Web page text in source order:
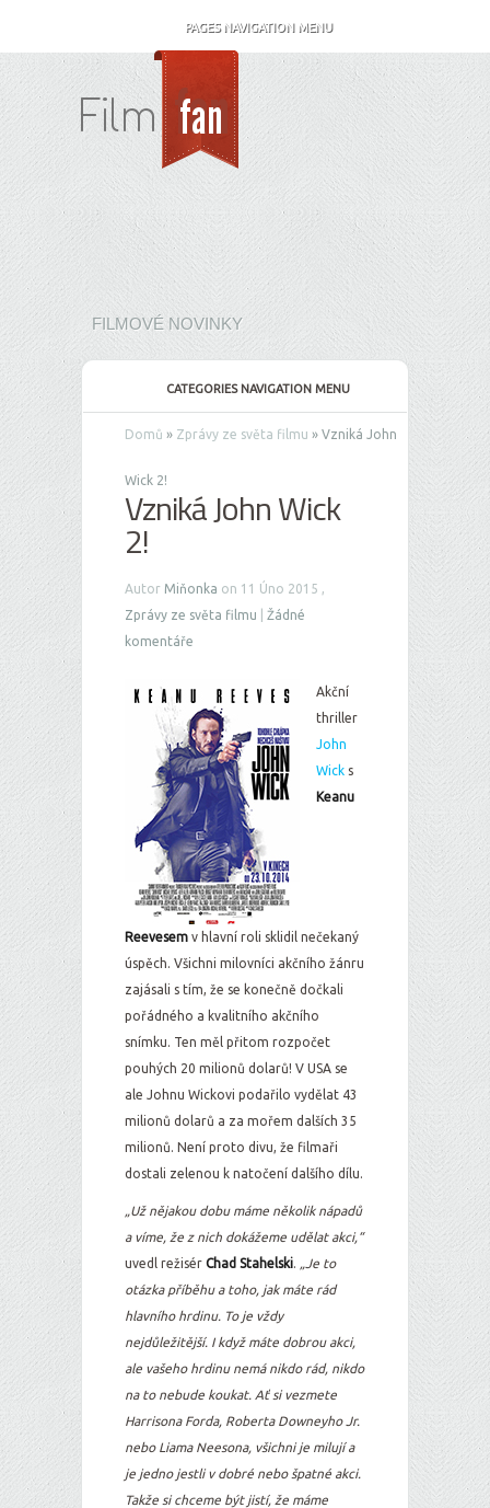
PAGES NAVIGATION MENU
FILMOVÉ NOVINKY
CATEGORIES NAVIGATION MENU
Domů » Zprávy ze světa filmu » Vzniká John
Wick 2!
Vzniká John Wick
2!
Autor Miňonka on 11 Úno 2015 ,
Zprávy ze světa filmu
Žádné
komentáře
Akční
thriller
John
Wick s
Keanu
Reevesem v hlavní roli sklidil nečekaný
úspěch. Všichni milovníci akčního žánru
zajásali s tím, že se konečně dočkali
pořádného a kvalitního akčního
snímku. Ten měl přitom rozpočet
pouhých 20 milionů dolarů! V USA se
ale Johnu Wickovi podařilo vydělat 43
milionů dolarů a za mořem dalších 35
milionů. Není proto divu, že filmaři
dostali zelenou k natočení dalšího dílu.
„Už nějakou dobu máme několik nápadů
a víme, že z nich dokážeme udělat akci,“
uvedl režisér Chad Stahelski. „Je to
otázka příběhu a toho, jak máte rád
hlavního hrdinu. To je vždy
nejdůležitější. I když máte dobrou akci,
ale vašeho hrdinu nemá nikdo rád, nikdo
na to nebude koukat. Ať si vezmete
Harrisona Forda, Roberta Downeyho Jr.
nebo Liama Neesona, všichni je milují a
je jedno jestli v dobré nebo špatné akci.
Takže si chceme být jistí, že máme